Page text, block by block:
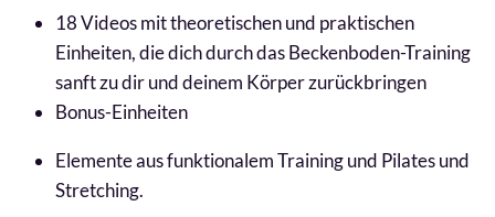
18 Videos mit theoretischen und praktischen
Einheiten, die dich durch das Beckenboden-Training
sanft zu dir und deinem Körper zurückbringen
Bonus-Einheiten
Elemente aus funktionalem Training und Pilates und
Stretching.